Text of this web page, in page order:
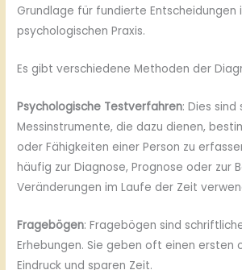
Grundlage für fundierte Entscheidungen
psychologischen Praxis.
Es gibt verschiedene Methoden der
Psychologische Testverfahren: Dies
Messinstrumente, die dazu dienen,
oder Fähigkeiten einer Person zu
häufig zur Diagnose, Prognose oder zur
Veränderungen im Laufe der Zeit
Fragebögen: Fragebögen sind
Erhebungen. Sie geben oft einen ersten
Eindruck und sparen Zeit.